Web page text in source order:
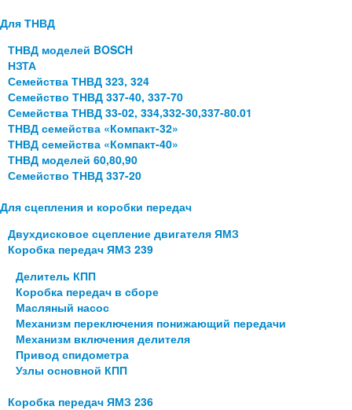
Для ТНВД
ТНВД моделей BOSCH
НЗТА
Семейства ТНВД 323, 324
Семейство ТНВД 337-40, 337-70
Семейства ТНВД 33-02, 334,332-30,337-80.01
ТНВД семейства «Компакт-32»
ТНВД семейства «Компакт-40»
ТНВД моделей 60,80,90
Семейство ТНВД 337-20
Для сцепления и коробки передач
Двухдисковое сцепление двигателя ЯМЗ
Коробка передач ЯМЗ 239
Делитель КПП
Коробка передач в сборе
Масляный насос
Механизм переключения понижающий передачи
Механизм включения делителя
Привод спидометра
Узлы основной КПП
Коробка передач ЯМЗ 236